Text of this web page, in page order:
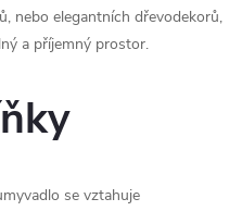
nebo elegantních dřevodekorů,
a příjemný prostor.
se vztahuje